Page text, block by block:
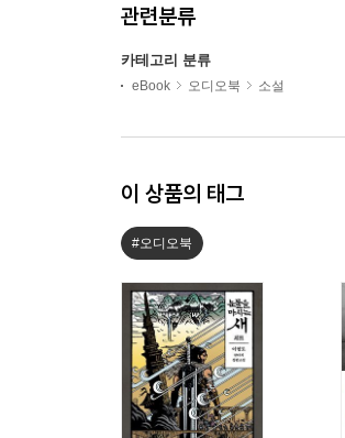
관련분류
카테고리 분류
eBook 오디오북 소설
이 상품의 태그
#오디오북